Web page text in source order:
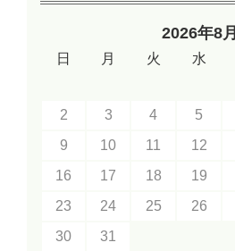
2026年8月
日 月 火 水
2
3 4 5
9
10 11 12
16
17 18 19
23
24 25 26
30
31